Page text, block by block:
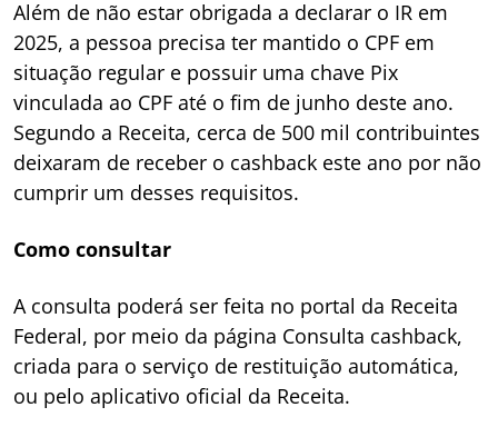
Além de não estar obrigada a declarar o IR em
2025, a pessoa precisa ter mantido o CPF em
situação regular e possuir uma chave Pix
vinculada ao CPF até o fim de junho deste ano.
Segundo a Receita, cerca de 500 mil contribuintes
deixaram de receber o cashback este ano por não
cumprir um desses requisitos.
Como consultar
A consulta poderá ser feita no portal da Receita
Federal, por meio da página Consulta cashback,
criada para o serviço de restituição automática,
ou pelo aplicativo oficial da Receita.